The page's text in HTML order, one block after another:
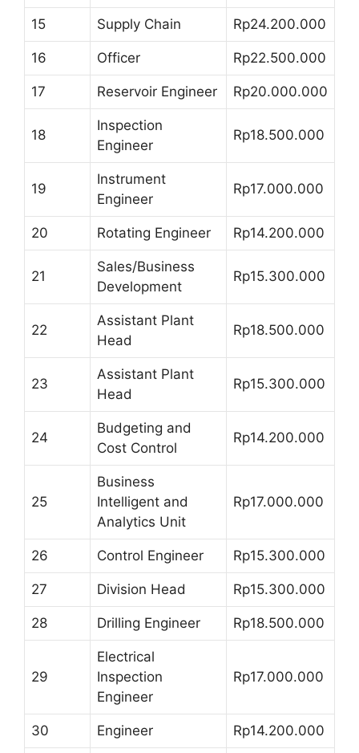
15 Supply Chain Rp24.200.000
16 Officer Rp22.500.000
17 Reservoir Engineer Rp20.000.000
18
Inspection
Engineer
Rp18.500.000
19
Instrument
Engineer
Rp17.000.000
20 Rotating Engineer Rp14.200.000
21
Sales/Business
Development
Rp15.300.000
22
Assistant Plant
Head
Rp18.500.000
23
Assistant Plant
Head
Rp15.300.000
24
Budgeting and
Cost Control
Rp14.200.000
25
Business
Intelligent and
Analytics Unit
Rp17.000.000
26 Control Engineer Rp15.300.000
27 Division Head Rp15.300.000
28 Drilling Engineer Rp18.500.000
29
Electrical
Inspection
Engineer
Rp17.000.000
30 Engineer Rp14.200.000